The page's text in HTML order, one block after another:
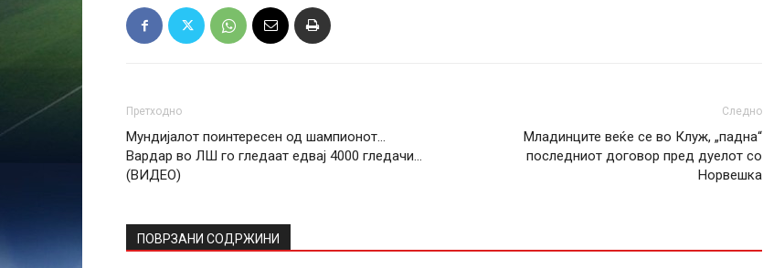
Претходно
Мундијалот поинтересен од шампионот…
Вардар во ЛШ го гледаат едвај 4000 гледачи…
(ВИДЕО)
Следно
Младинците веќе се во Клуж, „падна“
последниот договор пред дуелот со
Норвешка
ПОВРЗАНИ СОДРЖИНИ